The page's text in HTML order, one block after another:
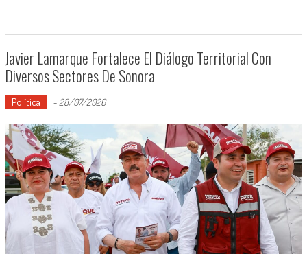
Javier Lamarque Fortalece El Diálogo Territorial Con
Diversos Sectores De Sonora
Política - 28/07/2026